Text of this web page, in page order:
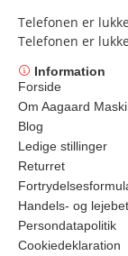
Telefonen er
Telefonen er
Information
Forside
Om Aagaard
Blog
Ledige stillinger
Returret
Handels- og
Persondatapolitik
Cookiedeklaration